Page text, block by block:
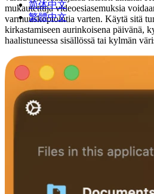
简体中文
繁體中文
mukautettuja videoesiasemuksia
varmuuskopiointia varten. Käytä sitä
kirkastamiseen aurinkoisena päivänä,
haalistuneessa sisällössä tai kylmän